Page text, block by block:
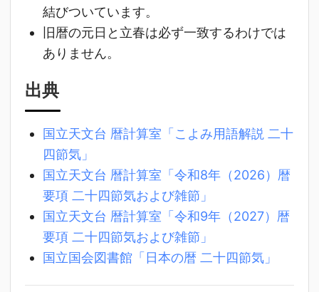
結びついています。
旧暦の元日と立春は必ず一致するわけでは
ありません。
出典
国立天文台 暦計算室「こよみ用語解説 二十
四節気」
国立天文台 暦計算室「令和8年（2026）暦
要項 二十四節気および雑節」
国立天文台 暦計算室「令和9年（2027）暦
要項 二十四節気および雑節」
国立国会図書館「日本の暦 二十四節気」